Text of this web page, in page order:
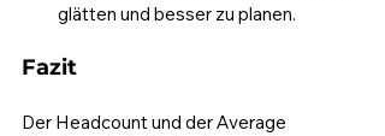
glätten und besser zu planen.
Fazit
Der Headcount und der Average